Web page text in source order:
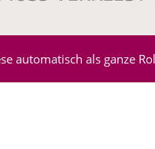
automatisch als ganze